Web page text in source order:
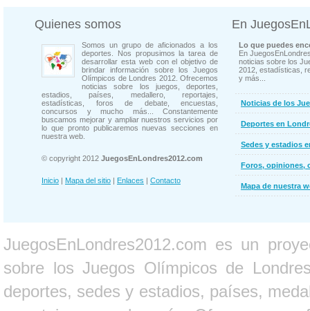
Quienes somos
Somos un grupo de aficionados a los
deportes. Nos propusimos la tarea de
desarrollar esta web con el objetivo de
brindar información sobre los Juegos
Olímpicos de Londres 2012. Ofrecemos
noticias sobre los juegos, deportes,
estadios, países, medallero, reportajes,
estadísticas, foros de debate, encuestas,
concursos y mucho más... Constantemente
buscamos mejorar y ampliar nuestros servicios por
lo que pronto publicaremos nuevas secciones en
nuestra web.
© copyright 2012 JuegosEnLondres2012.com
Inicio | Mapa del sitio | Enlaces | Contacto
En
Lo que puedes
En
noticias sobre los
2012, estadísticas,
y más...
Noticias de los
Deportes en
Sedes y estadios
Foros, opiniones,
Mapa de nuestra
JuegosEnLondres2012.com es un
sobre los Juegos Olímpicos de
deportes, sedes y estadios, países,